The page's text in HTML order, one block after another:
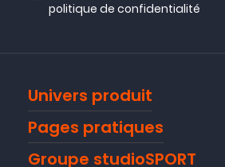
politique de confidentialité
Univers produit
Pages pratiques
Groupe studioSPORT